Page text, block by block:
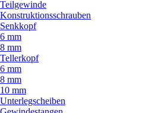
Teilgewinde
Konstruktionsschrauben
Senkkopf
6 mm
8 mm
Tellerkopf
6 mm
8 mm
10 mm
Unterlegscheiben